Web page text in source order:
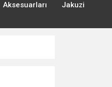
Aksesuarları
Jakuzi